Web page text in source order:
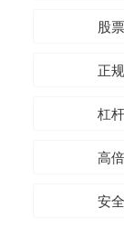
股票
正规
杠杆
高倍
安全